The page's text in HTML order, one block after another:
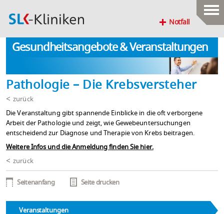
Notfall
Gesundheitsangebote & Veranstaltungen
Pathologie – Die Krebsversteher
zurück
Die Veranstaltung gibt spannende Einblicke in die oft verborgene
Arbeit der Pathologie und zeigt, wie Gewebeuntersuchungen
entscheidend zur Diagnose und Therapie von Krebs beitragen.
Weitere Infos und die Anmeldung finden Sie hier.
zurück
Seitenanfang Seite drucken
Veranstaltungen